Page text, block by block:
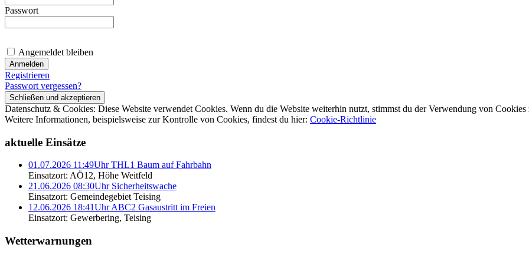
Passwort
Angemeldet bleiben
Registrieren
Passwort vergessen?
Datenschutz & Cookies: Diese Website verwendet Cookies. Wenn du die Website weiterhin nutzt, stimmst du der Verwendung von Cookies
Weitere Informationen, beispielsweise zur Kontrolle von Cookies, findest du hier: Cookie-Richtlinie
aktuelle Einsätze
01.07.2026 11:49Uhr THL1 Baum auf Fahrbahn
Einsatzort: AÖ12, Höhe Weitfeld
21.06.2026 08:30Uhr Sicherheitswache
Einsatzort: Gemeindegebiet Teising
12.06.2026 18:41Uhr ABC2 Gasaustritt im Freien
Einsatzort: Gewerbering, Teising
Wetterwarnungen